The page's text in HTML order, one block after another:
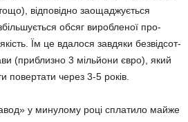
відповідно заощаджу­єть­ся
обсяг виробленої про­
Їм це вдалося завдяки безвід­сот­
(приблизно 3 мільйони євро), який
повертати через 3-5 років.
у минулому році сплатило майже